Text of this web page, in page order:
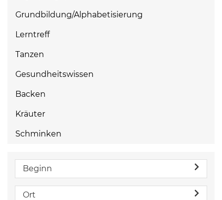
Grundbildung/Alphabetisierung
Lerntreff
Tanzen
Gesundheitswissen
Backen
Kräuter
Schminken
Beginn
Ort